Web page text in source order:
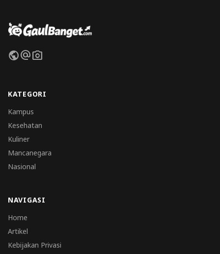
publicalternate_emailphoto_camera
KATEGORI
Kampus
Kesehatan
Kuliner
Mancanegara
Nasional
NAVIGASI
Home
Artikel
Kebijakan Privasi